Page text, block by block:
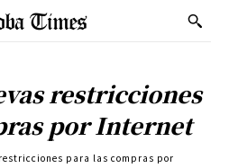
restricciones
por Internet
para las compras por